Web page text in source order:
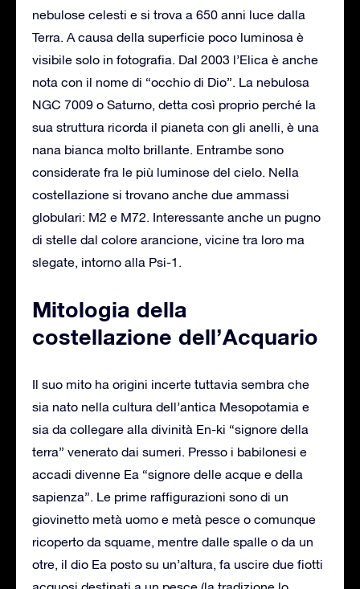
nebulose celesti e si trova a 650 anni luce dalla
Terra. A causa della superficie poco luminosa è
visibile solo in fotografia. Dal 2003 l’Elica è anche
nota con il nome di “occhio di Dio”. La nebulosa
NGC 7009 o Saturno, detta così proprio perché la
sua struttura ricorda il pianeta con gli anelli, è una
nana bianca molto brillante. Entrambe sono
considerate fra le più luminose del cielo. Nella
costellazione si trovano anche due ammassi
globulari: M2 e M72. Interessante anche un pugno
di stelle dal colore arancione, vicine tra loro ma
slegate, intorno alla Psi-1.
Mitologia della
costellazione dell’Acquario
Il suo mito ha origini incerte tuttavia sembra che
sia nato nella cultura dell’antica Mesopotamia e
sia da collegare alla divinità En-ki “signore della
terra” venerato dai sumeri. Presso i babilonesi e
accadi divenne Ea “signore delle acque e della
sapienza”. Le prime raffigurazioni sono di un
giovinetto metà uomo e metà pesce o comunque
ricoperto da squame, mentre dalle spalle o da un
otre, il dio Ea posto su un’altura, fa uscire due fiotti